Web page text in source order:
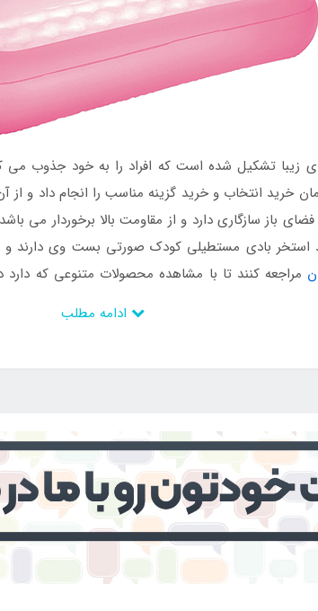
زیبا تشکیل شده است که افراد را به خود جذوب
خرید انتخاب و خرید گزینه مناسب را انجام داد و
باز سازگاری دارد و از مقاومت بالا برخوردار می
استخر بادی مستطیلی کودک صورتی بست وی
مراجعه کنند تا با مشاهده محصولات متنوعی که